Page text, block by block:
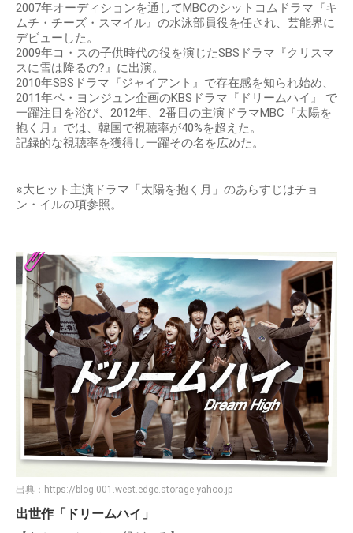
2007年オーディションを通してMBCのシットコムドラマ『キ
ムチ・チーズ・スマイル』の水泳部員役を任され、芸能界に
デビューした。
2009年コ・スの子供時代の役を演じたSBSドラマ『クリスマ
スに雪は降るの?』に出演。
2010年SBSドラマ『ジャイアント』で存在感を知られ始め、
2011年ペ・ヨンジュン企画のKBSドラマ『ドリームハイ』 で
一躍注目を浴び、2012年、2番目の主演ドラマMBC『太陽を
抱く月』では、韓国で視聴率が40%を超えた。
記録的な視聴率を獲得し一躍その名を広めた。
※大ヒット主演ドラマ「太陽を抱く月」のあらすじはチョ
ン・イルの項参照。
出典： https://blog-001.west.edge.storage-yahoo.jp
出世作「ドリームハイ」